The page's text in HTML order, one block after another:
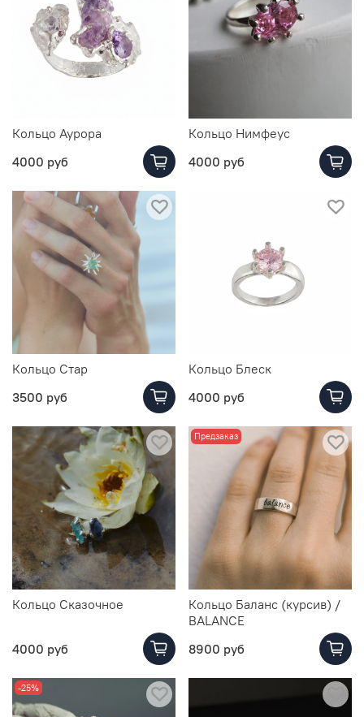
Кольцо Аурора
4000 руб
Кольцо Нимфеус
4000 руб
Кольцо Стар
3500 руб
Кольцо Блеск
4000 руб
Кольцо Сказочное
4000 руб
Предзаказ
Кольцо Баланс (курсив) /
BALANCE
8900 руб
-25%